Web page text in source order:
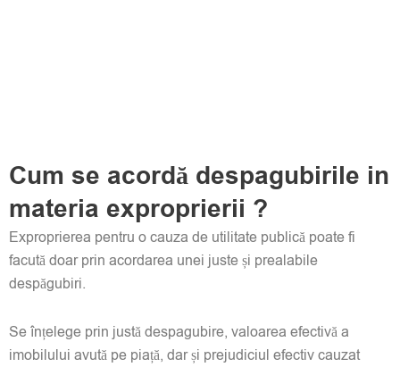
Cum se acordă despagubirile in
materia exproprierii ?
Exproprierea pentru o cauza de utilitate publică poate fi
facută doar prin acordarea unei juste și prealabile
despăgubiri.
Se înțelege prin justă despagubire, valoarea efectivă a
imobilului avută pe piață, dar și prejudiciul efectiv cauzat